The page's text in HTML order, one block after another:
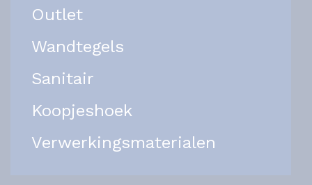
Outlet
Wandtegels
Sanitair
Koopjeshoek
Verwerkingsmaterialen